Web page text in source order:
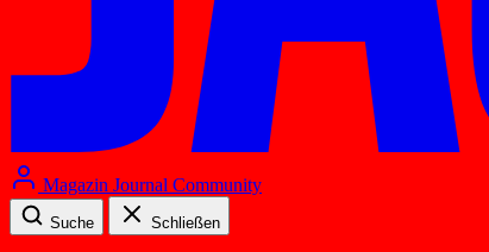
Magazin Journal Community
Suche Schließen